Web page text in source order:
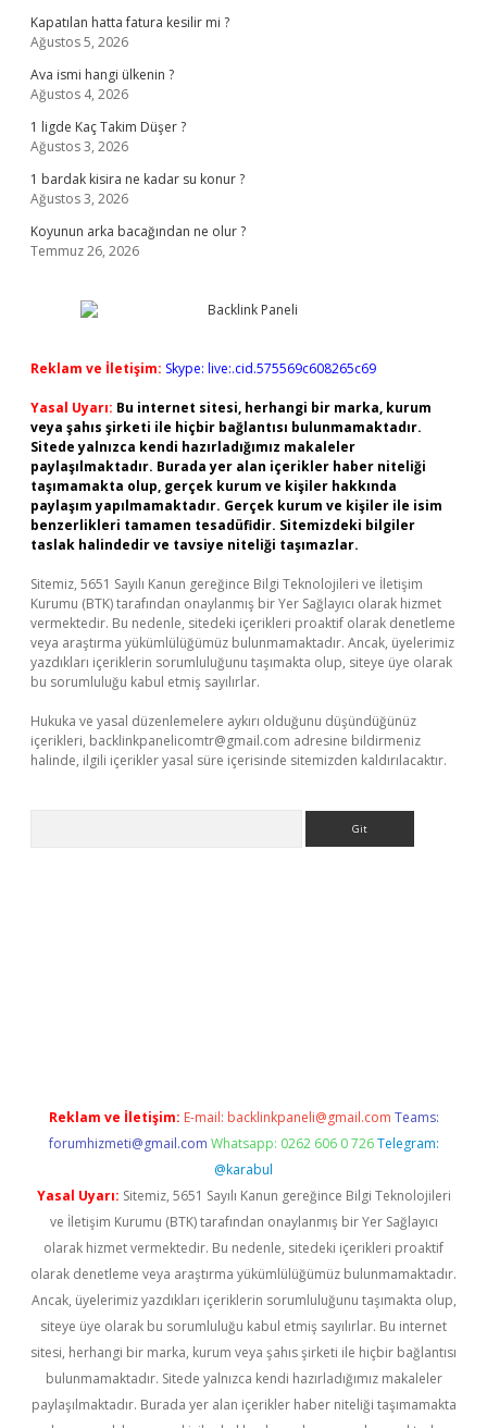
Kapatılan hatta fatura kesilir mi ?
Ağustos 5, 2026
Ava ismi hangi ülkenin ?
Ağustos 4, 2026
1 ligde Kaç Takim Düşer ?
Ağustos 3, 2026
1 bardak kisira ne kadar su konur ?
Ağustos 3, 2026
Koyunun arka bacağından ne olur ?
Temmuz 26, 2026
Reklam ve İletişim: Skype: live:.cid.575569c608265c69
Yasal Uyarı: Bu internet sitesi, herhangi bir marka, kurum
veya şahıs şirketi ile hiçbir bağlantısı bulunmamaktadır.
Sitede yalnızca kendi hazırladığımız makaleler
paylaşılmaktadır. Burada yer alan içerikler haber niteliği
taşımamakta olup, gerçek kurum ve kişiler hakkında
paylaşım yapılmamaktadır. Gerçek kurum ve kişiler ile isim
benzerlikleri tamamen tesadüfidir. Sitemizdeki bilgiler
taslak halindedir ve tavsiye niteliği taşımazlar.
Sitemiz, 5651 Sayılı Kanun gereğince Bilgi Teknolojileri ve İletişim
Kurumu (BTK) tarafından onaylanmış bir Yer Sağlayıcı olarak hizmet
vermektedir. Bu nedenle, sitedeki içerikleri proaktif olarak denetleme
veya araştırma yükümlülüğümüz bulunmamaktadır. Ancak, üyelerimiz
yazdıkları içeriklerin sorumluluğunu taşımakta olup, siteye üye olarak
bu sorumluluğu kabul etmiş sayılırlar.
Hukuka ve yasal düzenlemelere aykırı olduğunu düşündüğünüz
içerikleri, backlinkpanelicomtr@gmail.com adresine bildirmeniz
halinde, ilgili içerikler yasal süre içerisinde sitemizden kaldırılacaktır.
Reklam ve İletişim: E-mail: backlinkpaneli@gmail.com Teams:
forumhizmeti@gmail.com Whatsapp: 0262 606 0 726 Telegram:
@karabul
Yasal Uyarı: Sitemiz, 5651 Sayılı Kanun gereğince Bilgi Teknolojileri
ve İletişim Kurumu (BTK) tarafından onaylanmış bir Yer Sağlayıcı
olarak hizmet vermektedir. Bu nedenle, sitedeki içerikleri proaktif
olarak denetleme veya araştırma yükümlülüğümüz bulunmamaktadır.
Ancak, üyelerimiz yazdıkları içeriklerin sorumluluğunu taşımakta olup,
siteye üye olarak bu sorumluluğu kabul etmiş sayılırlar. Bu internet
sitesi, herhangi bir marka, kurum veya şahıs şirketi ile hiçbir bağlantısı
bulunmamaktadır. Sitede yalnızca kendi hazırladığımız makaleler
paylaşılmaktadır. Burada yer alan içerikler haber niteliği taşımamakta